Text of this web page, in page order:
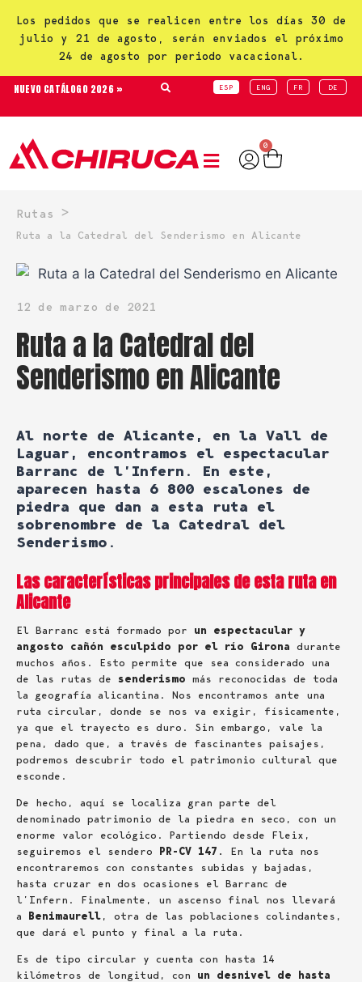
Los pedidos que se realicen entre los días 30 de
julio y 21 de agosto, serán enviados el próximo
24 de agosto por periodo vacacional.
NUEVO CATÁLOGO 2026 » ESP ENG FR DE
0
Rutas >
Ruta a la Catedral del Senderismo en Alicante
12 de marzo de 2021
Ruta a la Catedral del
Senderismo en Alicante
Al norte de Alicante, en la Vall de
Laguar, encontramos el espectacular
Barranc de l’Infern. En este,
aparecen hasta 6 800 escalones de
piedra que dan a esta ruta el
sobrenombre de la Catedral del
Senderismo.
Las características principales de esta ruta en
Alicante
El Barranc está formado por un espectacular y
angosto cañón esculpido por el río Girona durante
muchos años. Esto permite que sea considerado una
de las rutas de senderismo más reconocidas de toda
la geografía alicantina. Nos encontramos ante una
ruta circular, donde se nos va exigir, físicamente,
ya que el trayecto es duro. Sin embargo, vale la
pena, dado que, a través de fascinantes paisajes,
podremos descubrir todo el patrimonio cultural que
esconde.
De hecho, aquí se localiza gran parte del
denominado patrimonio de la piedra en seco, con un
enorme valor ecológico. Partiendo desde Fleix,
seguiremos el sendero
PR-CV 147. En la ruta nos
encontraremos con constantes subidas y bajadas,
hasta cruzar en dos ocasiones el Barranc de
l’Infern. Finalmente, un ascenso final nos llevará
a
Benimaurell , otra de las poblaciones colindantes,
que dará el punto y final a la ruta.
Es de tipo circular y cuenta con hasta 14
kilómetros de longitud, con un desnivel de hasta